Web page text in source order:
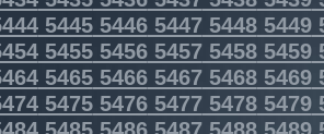
54455446544754485449
54555456545754585459
54655466546754685469
547554765477 54785479